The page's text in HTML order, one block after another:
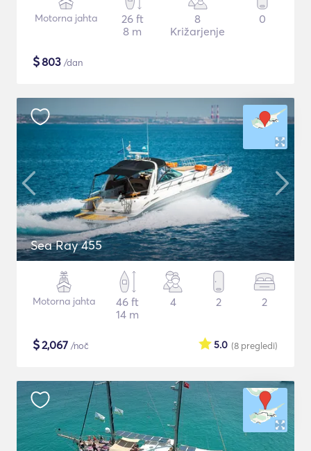
Motorna jahta
26 ft
8 m
8
Križarjenje
0
$803 /dan
Sea Ray 455
Motorna jahta
46 ft
14 m
4 2 2
$2,067 /noč (8 pregledi)
5.0